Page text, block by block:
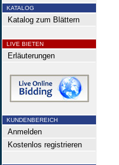
KATALOG
Katalog zum Blättern
LIVE BIETEN
Erläuterungen
KUNDENBEREICH
Anmelden
Kostenlos registrieren